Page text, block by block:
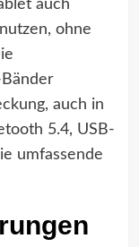
auch
ohne
auch in
5.4, USB-
umfassende